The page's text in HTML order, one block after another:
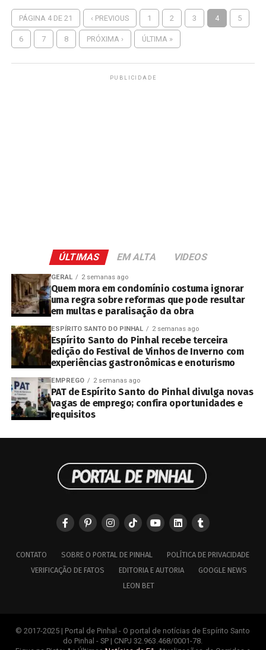
PÁGINA 4 DE 21 ‹ PREVIOUS 1 2 3 4 5
6 7 8 PRÓXIMA › ÚLTIMA »
PUBLICIDADE
ÚLTIMAS EM ALTA VIDEOS
GERAL 2 semanas ago
Quem mora em condomínio costuma ignorar
uma regra sobre reformas que pode resultar
em multas e paralisação da obra
ESPÍRITO SANTO DO PINHAL 2 semanas ago
Espírito Santo do Pinhal recebe terceira
edição do Festival de Vinhos de Inverno com
experiências gastronômicas e enoturismo
EMPREGO 2 semanas ago
PAT de Espírito Santo do Pinhal divulga novas
vagas de emprego; confira oportunidades e
requisitos
CONTATO SOBRE O PORTAL DE PINHAL
POLÍTICA DE PRIVACIDADE
VERIFICAÇÃO DE FATOS
EDITORIA E AUTORIA
GOOGLE NEWS
LEON BET
© 2017-2025 | Portal de Pinhal - O portal de notícias de Espírito Santo
do Pinhal - SP | CNPJ 32.963.468/0001-78.